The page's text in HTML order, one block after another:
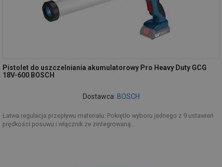
Pistolet do uszczelniania akumulatorowy Pro Heavy Duty GCG
18V-600 BOSCH
Dostawca: BOSCH
Łatwa regulacja przepływu materiału: Pokrętło wyboru jednego z 9 ustawień
prędkości posuwu i włącznik ze zintegrowaną...